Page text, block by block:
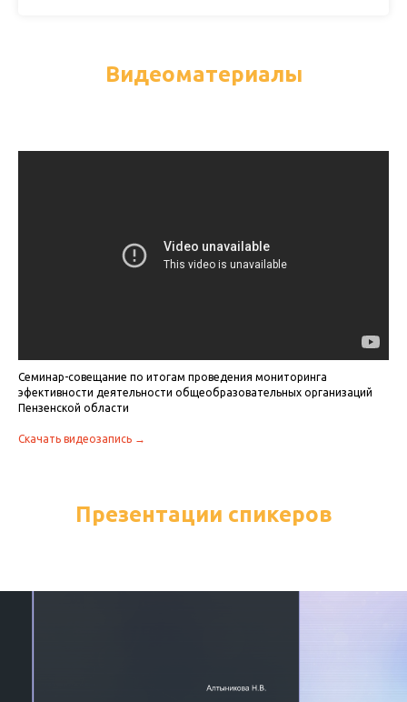
Видеоматериалы
Семинар-совещание по итогам проведения мониторинга
эфективности деятельности общеобразовательных организаций
Пензенской области
Скачать видеозапись →
Презентации спикеров